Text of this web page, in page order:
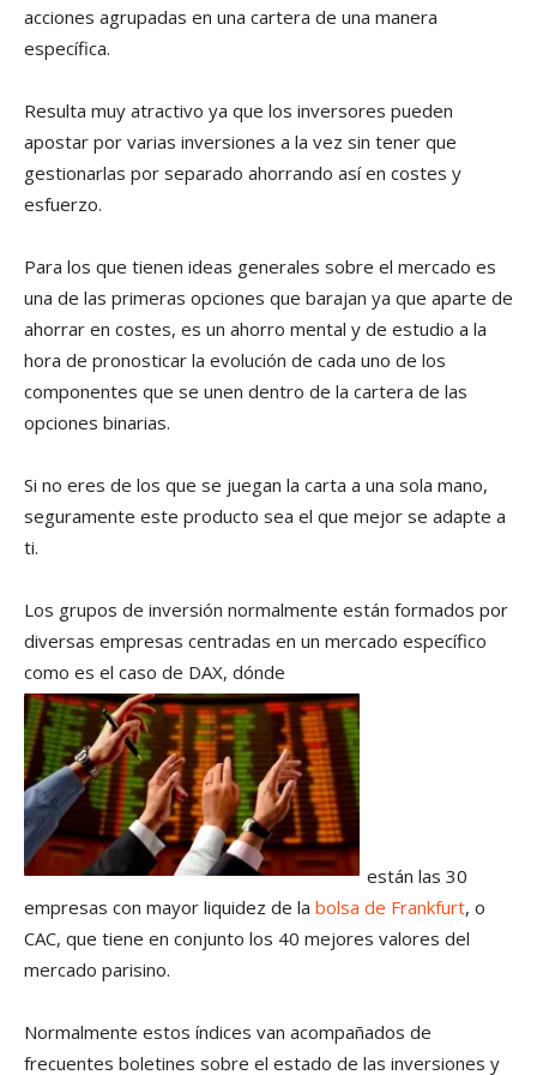
acciones agrupadas en una cartera de una manera
específica.
Resulta muy atractivo ya que los inversores pueden
apostar por varias inversiones a la vez sin tener que
gestionarlas por separado ahorrando así en costes y
esfuerzo.
Para los que tienen ideas generales sobre el mercado es
una de las primeras opciones que barajan ya que aparte de
ahorrar en costes, es un ahorro mental y de estudio a la
hora de pronosticar la evolución de cada uno de los
componentes que se unen dentro de la cartera de las
opciones binarias.
Si no eres de los que se juegan la carta a una sola mano,
seguramente este producto sea el que mejor se adapte a
ti.
Los grupos de inversión normalmente están formados por
diversas empresas centradas en un mercado específico
como es el caso de DAX, dónde
están las 30
empresas con mayor liquidez de la bolsa de Frankfurt, o
CAC, que tiene en conjunto los 40 mejores valores del
mercado parisino.
Normalmente estos índices van acompañados de
frecuentes boletines sobre el estado de las inversiones y